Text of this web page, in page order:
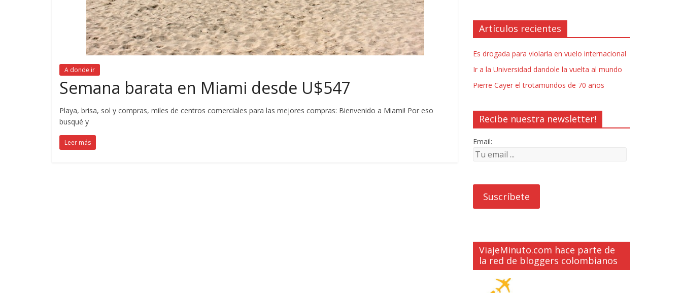
A donde ir
Semana barata en Miami desde U$547
Playa, brisa, sol y compras, miles de centros comerciales para las mejores compras: Bienvenido a Miami! Por eso
busqué y
Leer más
Artículos recientes
Es drogada para violarla en vuelo internacional
Ir a la Universidad dandole la vuelta al mundo
Pierre Cayer el trotamundos de 70 años
Recibe nuestra newsletter!
Email:
ViajeMinuto.com hace parte de
la red de bloggers colombianos